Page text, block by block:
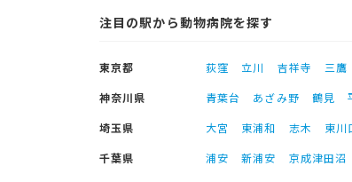
注目の駅から動物病院を探す
東京都 荻窪 立川 吉祥寺 三鷹
神奈川県
青葉台 あざみ野 鶴見
埼玉県
大宮 東浦和 志木 東川
千葉県
浦安 新浦安 京成津田沼